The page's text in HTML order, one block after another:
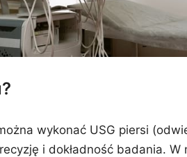
wykonać USG piersi
i dokładność badania.